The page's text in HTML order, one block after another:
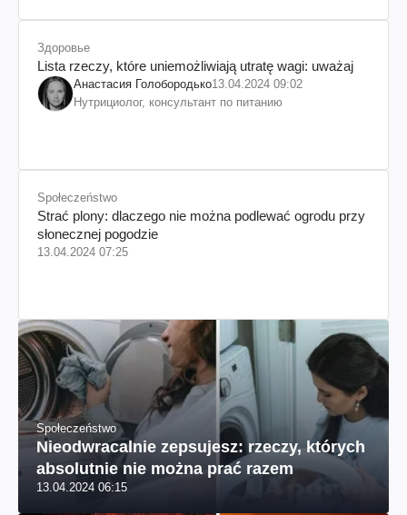
Здоровье
Lista rzeczy, które uniemożliwiają utratę wagi: uważaj
Анастасия Голобородько13.04.2024 09:02
Нутрициолог, консультант по питанию
Społeczeństwo
Strać plony: dlaczego nie można podlewać ogrodu przy
słonecznej pogodzie
13.04.2024 07:25
Społeczeństwo
Nieodwracalnie zepsujesz: rzeczy, których
absolutnie nie można prać razem
13.04.2024 06:15